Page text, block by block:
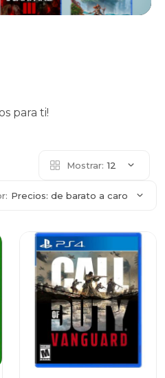
para ti!
Mostrar: 12
Precios: de barato a caro